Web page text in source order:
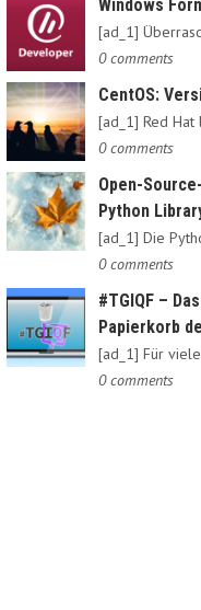
Windows
0 comments
CentOS:
0 comments
Open-
Python
0 comments
#TGIQF –
Papierkorb
0 comments